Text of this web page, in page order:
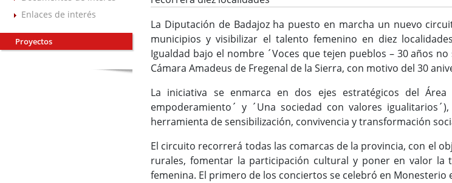
Enlaces de interés
Proyectos
La Diputación de Badajoz ha puesto en marcha un nuevo
municipios y visibilizar el talento femenino en diez
Igualdad bajo el nombre ´Voces que tejen pueblos – 30 años
Cámara Amadeus de Fregenal de la Sierra, con motivo del 30
La iniciativa se enmarca en dos ejes estratégicos del
empoderamiento´ y ´Una sociedad con valores
herramienta de sensibilización, convivencia y transformación
El circuito recorrerá todas las comarcas de la provincia, con el
rurales, fomentar la participación cultural y poner en valor la
femenina. El primero de los conciertos se celebró en Monesterio